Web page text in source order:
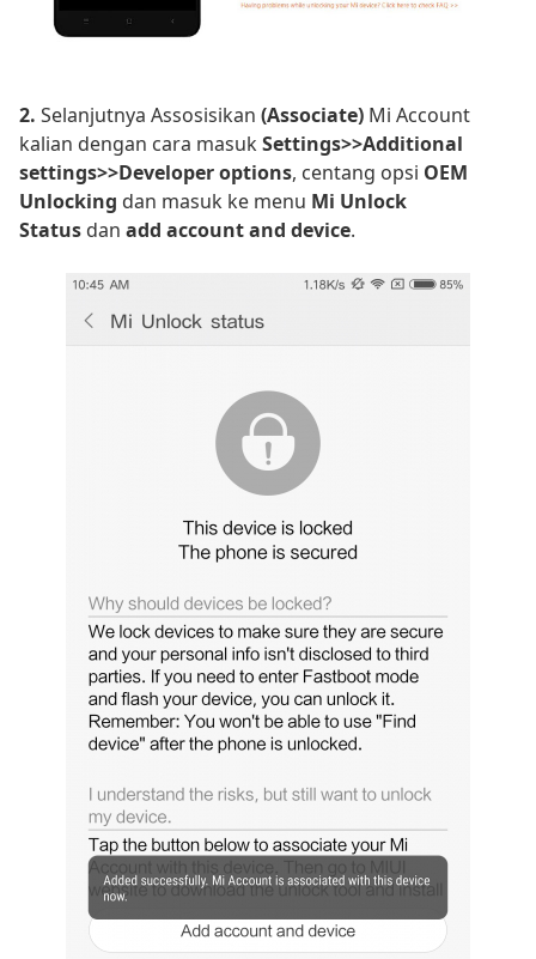
2. Selanjutnya Assosisikan (Associate) Mi Account
kalian dengan cara masukSettings>>Additional
settings>>Developer options, centang opsi OEM
Unlocking dan masuk ke menu Mi Unlock
Status dan add account and device.